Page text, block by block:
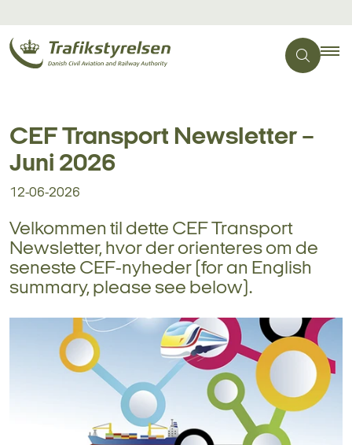
CEF Transport Newsletter –
Juni 2026
12-06-2026
Velkommen til dette CEF Transport
Newsletter, hvor der orienteres om de
seneste CEF-nyheder (for an English
summary, please see below).